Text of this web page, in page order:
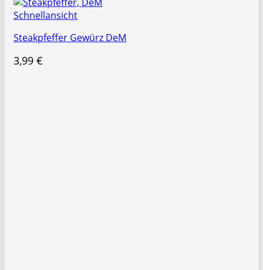
Schnellansicht
Steakpfeffer Gewürz DeM
3,99 €